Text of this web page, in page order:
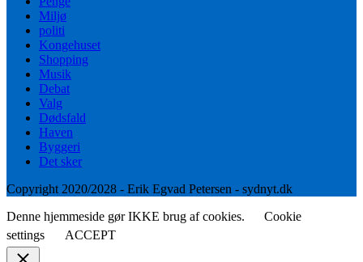
Miljø
politi
Kongehuset
Shopping
Musik
Debat
Valg
Dødsfald
Haven
Byggeri
Det sker
Copyright 2020/2028 - Erik Egvad Petersen - sydnyt.dk
Denne hjemmeside gør IKKE brug af cookies.
Cookie
settings
ACCEPT